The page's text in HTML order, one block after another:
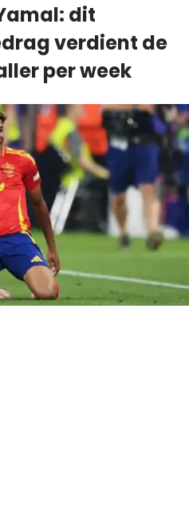
dit
verdient de
per week